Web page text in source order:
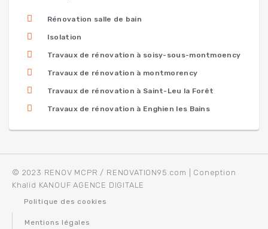
Rénovation salle de bain
Isolation
Travaux de rénovation à soisy-sous-montmoency
Travaux de rénovation à montmorency
Travaux de rénovation à Saint-Leu la Forêt
Travaux de rénovation à Enghien les Bains
© 2023 RENOV MCPR / RENOVATION95.com | Coneption
Khalid KANOUF AGENCE DIGITALE
Politique des cookies
Mentions légales